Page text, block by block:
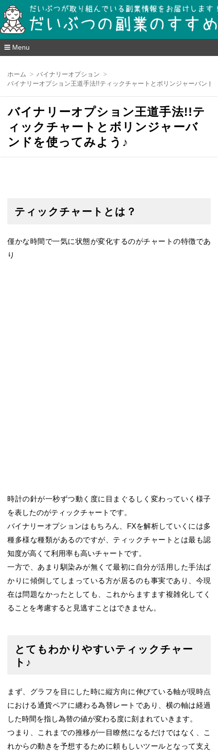
だいぶつの副業のすすめ mints-club
Menu
ホーム
バイナリーオプション
バイナリーオプション王道手法!!ティックチャートとボリンジャーバンド
バイナリーオプション王道手法!!テ
ィックチャートとボリンジャーバ
ンドを使ってみよう♪
ティックチャートとは？
僅かな時間で一気に状態が変化するのがチャートの特徴であ
り
時計の針が一秒ずつ動く度に目まぐるしく変わっていく様子
を表したのがティックチャートです。
バイナリーオプションはもちろん、FXを解析していくには多
種多様な種類があるのですが、ティックチャートとは最も認
知度が高くて利用率も高いチャートです。
一方で、あまり馴染みが無くて最初に自分が活用した手法ば
かりに傾倒してしまっている方が居るのも事実であり、今現
在は問題なかったとしても、これからますます複雑化してく
ることを考慮すると見逃すことはできません。
とてもわかりやすいティックチャー
ト♪
まず、グラフを目にした時に縦方向に伸びている軸が現時点
における通貨ペアに纏わる為替レートであり、横の軸は経過
した時間を指し為替の値が変わる度に刻まれていきます。
つまり、これまでの推移が一目瞭然になるだけではなく、こ
れからの動きを予想するために頼もしいツールとなって支え